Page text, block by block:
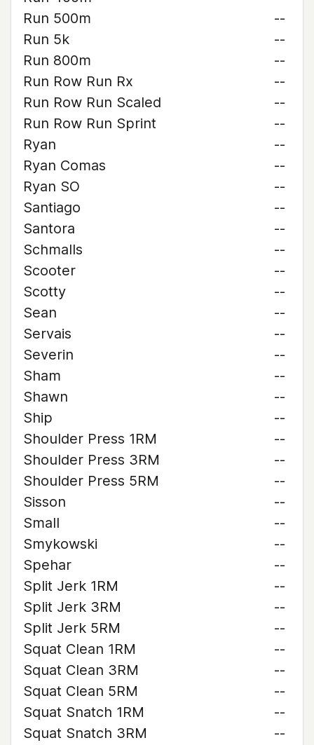
Run 500m
--
Run 5k
--
Run 800m
--
Run Row Run Rx
--
Run Row Run Scaled
--
Run Row Run Sprint
--
Ryan
--
Ryan Comas
--
Ryan SO
--
Santiago
--
Santora
--
Schmalls
--
Scooter
--
Scotty
--
Sean
--
Servais
--
Severin
--
Sham
--
Shawn
--
Ship
--
Shoulder Press 1RM
--
Shoulder Press 3RM
--
Shoulder Press 5RM
--
Sisson
--
Small
--
Smykowski
--
Spehar
--
Split Jerk 1RM
--
Split Jerk 3RM
--
Split Jerk 5RM
--
Squat Clean 1RM
--
Squat Clean 3RM
--
Squat Clean 5RM
--
Squat Snatch 1RM
--
Squat Snatch 3RM
--